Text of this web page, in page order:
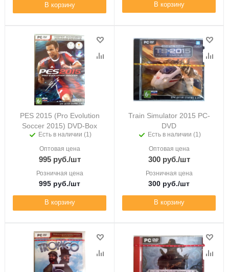
В корзину В корзину
PES 2015 (Pro Evolution
Soccer 2015) DVD-Box
Есть в наличии (1)
Оптовая цена
995руб./шт
Розничная цена
995 руб./шт
В корзину
Train Simulator 2015 PC-
DVD
Есть в наличии (1)
Оптовая цена
300руб./шт
Розничная цена
300 руб./шт
В корзину